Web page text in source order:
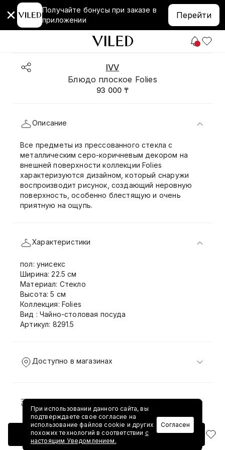
Получайте бонусы при заказе в
приложении
Перейти
IVV
Блюдо плоское Folies
93 000 ₸
Добавить в корзину
Описание
Все предметы из прессованного стекла с
металлическим серо-коричневым декором на
внешней поверхности коллекции Folies
характеризуются дизайном, который снаружи
воспроизводит рисунок, создающий неровную
поверхность, особенно блестящую и очень
приятную на ощупь.
Характеристики
пол: унисекс
Ширина: 22.5 см
Материал: Стекло
Высота: 5 см
Коллекция: Folies
Вид : Чайно-столовая посуда
Артикул: 8291.5
Доступно в магазинах
Доставка и возврат
При использовании данного сайта, вы
подтверждаете свое согласие на
использование файлов cookie и других
похожих технологий в соответствии с
настоящим Уведомлением.
Согласен